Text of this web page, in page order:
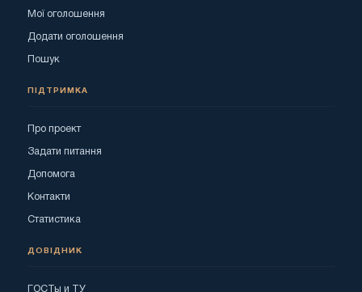
Мої оголошення
Додати оголошення
Пошук
ПІДТРИМКА
Про проект
Задати питання
Допомога
Контакти
Статистика
ДОВІДНИК
ГОСТы и ТУ